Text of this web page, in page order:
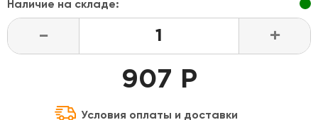
Наличие на складе:
- +
907 Р
Условия оплаты и доставки